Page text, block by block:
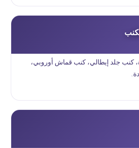
كنب جلد إيطالي، كنب قماش أوروبي،